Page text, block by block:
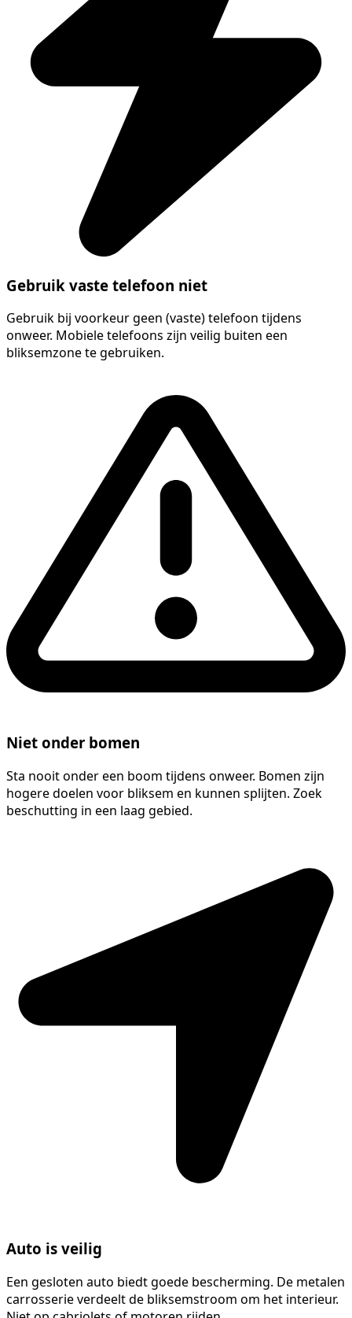
Gebruik vaste telefoon niet
Gebruik bij voorkeur geen (vaste) telefoon tijdens
onweer. Mobiele telefoons zijn veilig buiten een
bliksemzone te gebruiken.
Niet onder bomen
Sta nooit onder een boom tijdens onweer. Bomen zijn
hogere doelen voor bliksem en kunnen splijten. Zoek
beschutting in een laag gebied.
Auto is veilig
Een gesloten auto biedt goede bescherming. De metalen
carrosserie verdeelt de bliksemstroom om het interieur.